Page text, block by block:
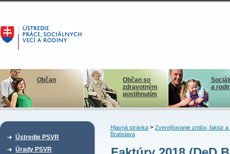
Občan
Občan so
zdravotným
postihnutím
a
Ústredie PSVR
Úrady PSVR
Hlavná stránka> Zverejňovanie zmlúv, faktúr a
Bratislava